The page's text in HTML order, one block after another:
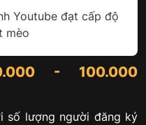
Youtube đạt cấp độ
mèo
- 100.000
số lượng người đăng ký